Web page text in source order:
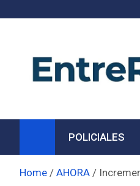
Noticias
POLICIALES
Home AHORA